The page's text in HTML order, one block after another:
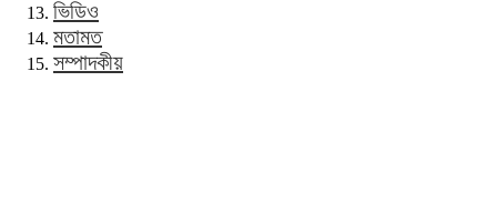
ভিডিও
মতামত
সম্পাদকীয়